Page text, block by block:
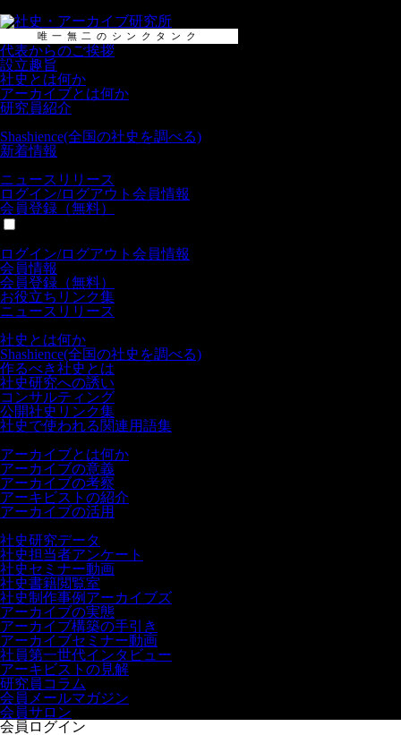
唯一無二のシンクタンク
代表からのご挨拶
設立趣旨
社史とは何か
アーカイブとは何か
研究員紹介
Shashience(全国の社史を調べる)
新着情報
ニュースリリース
ログイン/ログアウト 会員情報
会員登録（無料）
ログイン/ログアウト 会員情報
会員情報
会員登録（無料）
お役立ちリンク集
ニュースリリース
社史とは何か
Shashience(全国の社史を調べる)
作るべき社史とは
社史研究への誘い
コンサルティング
公開社史リンク集
社史で使われる関連用語集
アーカイブとは何か
アーカイブの意義
アーカイブの考察
アーキビストの紹介
アーカイブの活用
社史研究データ
社史担当者アンケート
社史セミナー動画
社史書籍閲覧室
社史制作事例アーカイブズ
アーカイブの実態
アーカイブ構築の手引き
アーカイブセミナー動画
社員第一世代インタビュー
アーキビストの見解
研究員コラム
会員メールマガジン
会員サロン
会員ログイン